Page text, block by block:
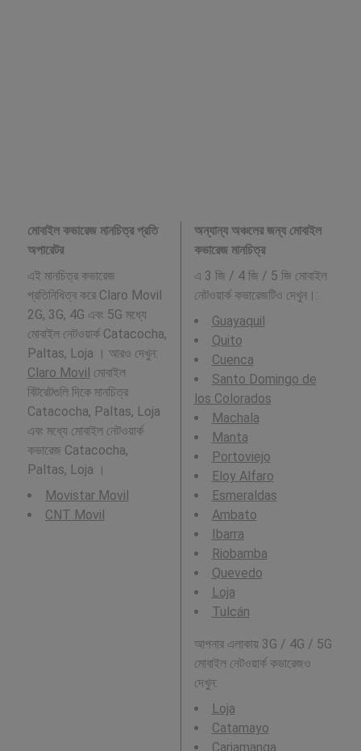
মোবাইল কভারেজ মানচিত্র প্রতি
অপারেটর
এই মানচিত্র কভারেজ
প্রতিনিধিত্ব করে Claro Movil
2G, 3G, 4G এবং 5G মধ্যে
মোবাইল নেটওয়ার্ক Catacocha,
Paltas, Loja । আরও দেখুন:
Claro Movil মোবাইল
বিটরেটগুলি দিকে মানচিত্র
Catacocha, Paltas, Loja
এবং মধ্যে মোবাইল নেটওয়ার্ক
কভারেজ Catacocha,
Paltas, Loja ।
Movistar Movil
CNT Movil
অন্যান্য অঞ্চলের জন্য মোবাইল
কভারেজ মানচিত্র
এ 3 জি / 4 জি / 5 জি মোবাইল
নেটওয়ার্ক কভারেজটিও দেখুন।:
Guayaquil
Quito
Cuenca
Santo Domingo de
los Colorados
Machala
Manta
Portoviejo
Eloy Alfaro
Esmeraldas
Ambato
Ibarra
Riobamba
Quevedo
Loja
Tulcán
আপনার এলাকায় 3G / 4G / 5G
মোবাইল নেটওয়ার্ক কভারেজও
দেখুন:
Loja
Catamayo
Cariamanga